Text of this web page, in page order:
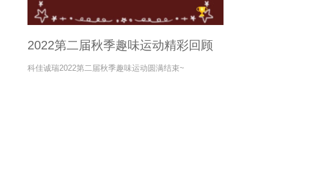
2022第二届秋季趣味运动精彩回顾
科佳诚瑞2022第二届秋季趣味运动圆满结束~